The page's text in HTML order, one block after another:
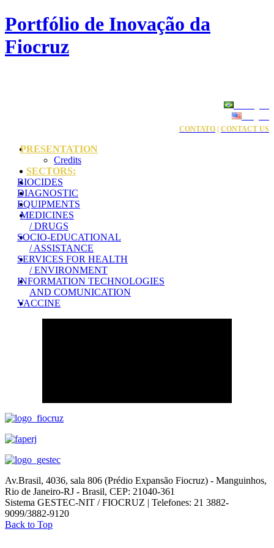
Portfólio de Inovação da
Fiocruz
CONTATO | CONTACT US
PRESENTATION
Credits
SECTORS:
BIOCIDES
DIAGNOSTIC
EQUIPMENTS
MEDICINES
/ DRUGS
SOCIO-EDUCATIONAL
/ ASSISTANCE
SERVICES FOR HEALTH
/ ENVIRONMENT
INFORMATION TECHNOLOGIES
AND COMUNICATION
VACCINE
Av.Brasil, 4036, sala 806 (Prédio Expansão Fiocruz) - Manguinhos,
Rio de Janeiro-RJ - Brasil, CEP: 21040-361
Sistema GESTEC-NIT / FIOCRUZ | Telefones: 21 3882-
9099/3882-9120
Back to Top